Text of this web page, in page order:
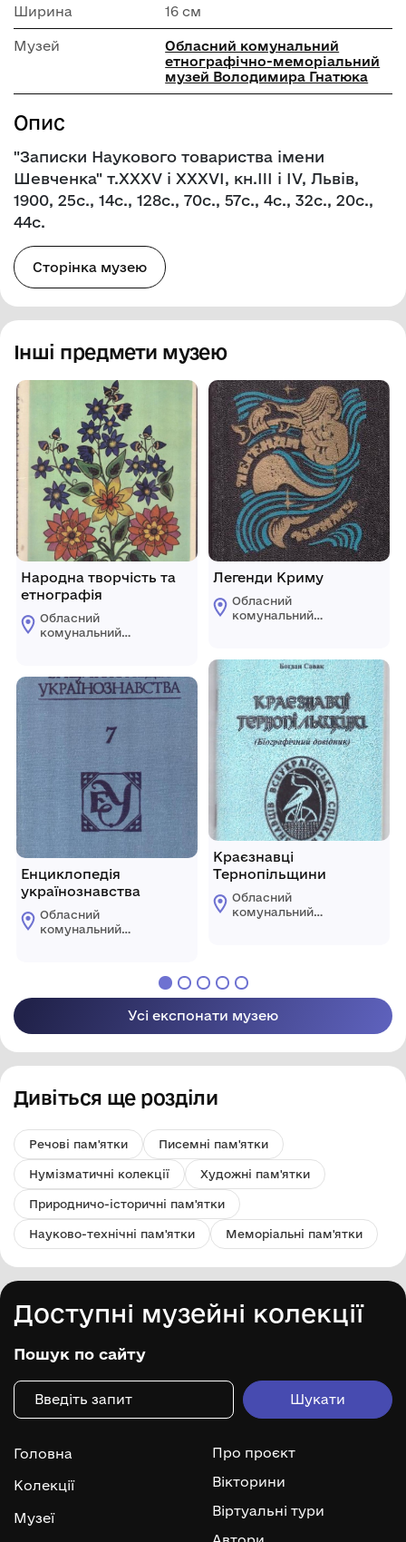
Ширина 16 см
Музей
Обласний комунальний
етнографічно-меморіальний
музей Володимира Гнатюка
Опис
"Записки Наукового товариства імени
Шевченка" т.XXXV і XXXVI, кн.III і IV, Львів,
1900, 25с., 14с., 128с., 70с., 57с., 4с., 32с., 20с.,
44с.
Сторінка музею
Інші предмети музею
Народна творчість та
етнографія
Обласний
комунальний
Володимира
Гнатюка
Енциклопедія
українознавства
Обласний
комунальний
Легенди Криму
Обласний
комунальний
Володимира
Гнатюка
Краєзнавці
Тернопільщини
Обласний
комунальний
Усі експонати музею
Дивіться ще розділи
Речові пам'ятки Писемні пам'ятки
Нумізматичні колекції Художні пам'ятки
Природничо-історичні пам'ятки
Науково-технічні пам'ятки Меморіальні пам'ятки
Доступні музейні колекції
Пошук по сайту
Головна
Колекції
Музеї
Про проєкт
Вікторини
Віртуальні тури